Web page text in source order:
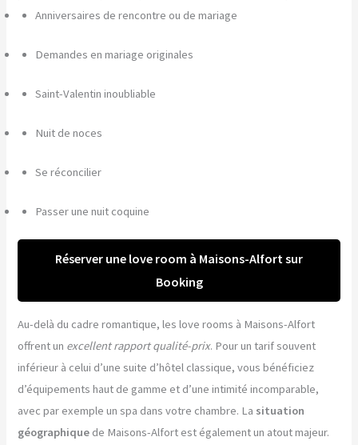
Anniversaires de rencontre ou de mariage
Demandes en mariage originales
Saint-Valentin inoubliable
Nuit de noces
Se réconcilier
Passer une nuit coquine
Réserver une love room à Maisons-Alfort sur
Booking
Au-delà du cadre romantique, les love rooms à Maisons-Alfort
offrent un excellent rapport qualité-prix. Pour un tarif souvent
inférieur à celui d’une suite d’hôtel classique, vous bénéficiez
d’équipements haut de gamme et d’une intimité incomparable,
avec par exemple un spa dans votre chambre. La situation
géographique de Maisons-Alfort est également un atout majeur.